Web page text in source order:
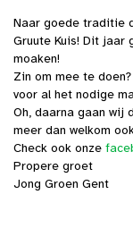
Naar goede traditie
Gruute Kuis! Dit jaar
moaken!
Zin om mee te
voor al het nodige
Oh, daarna gaan wij
meer dan welkom
Check ook onze
Propere groet
Jong Groen Gent